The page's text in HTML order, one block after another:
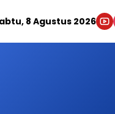
8 Agustus 2026